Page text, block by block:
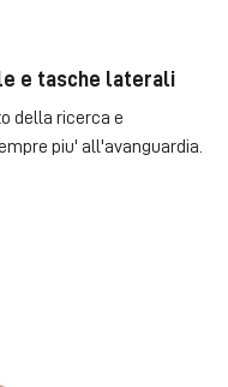
e tasche laterali
della ricerca e
piu' all'avanguardia.